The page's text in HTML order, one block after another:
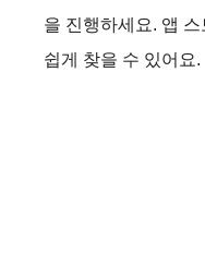
을 진행하세요. 앱 스
쉽게 찾을 수 있어요.